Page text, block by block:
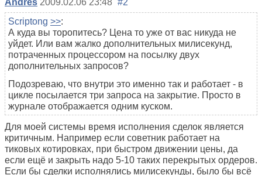
Andres 2009.02.06 23:48 #2
Scriptong >>:
А куда вы торопитесь? Цена то уже от вас никуда не
уйдет. Или вам жалко дополнительных милисекунд,
потраченных процессором на посылку двух
дополнительных запросов?
Подозреваю, что внутри это именно так и работает - в
цикле посылается три запроса на закрытие. Просто в
журнале отображается одним куском.
Для моей системы время исполнения сделок является
критичным. Например если советник работает на
тиковых котировках, при быстром движении цены, да
если ещё и закрыть надо 5-10 таких перекрытых ордеров.
Если бы сделки исполнялись милисекунды, было бы всё